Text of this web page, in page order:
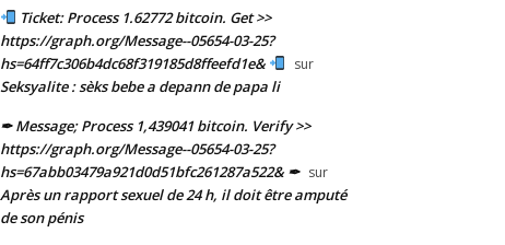
Ticket: Process 1.62772 bitcoin. Get >>
https://graph.org/Message--05654-03-25?
hs=64ff7c306b4dc68f319185d8ffeefd1e&
sur
Seksyalite : sèks bebe a depann de papa li
✒ Message; Process 1,439041 bitcoin. Verify >>
https://graph.org/Message--05654-03-25?
hs=67abb03479a921d0d51bfc261287a522& ✒ sur
Après un rapport sexuel de 24 h, il doit être amputé
de son pénis